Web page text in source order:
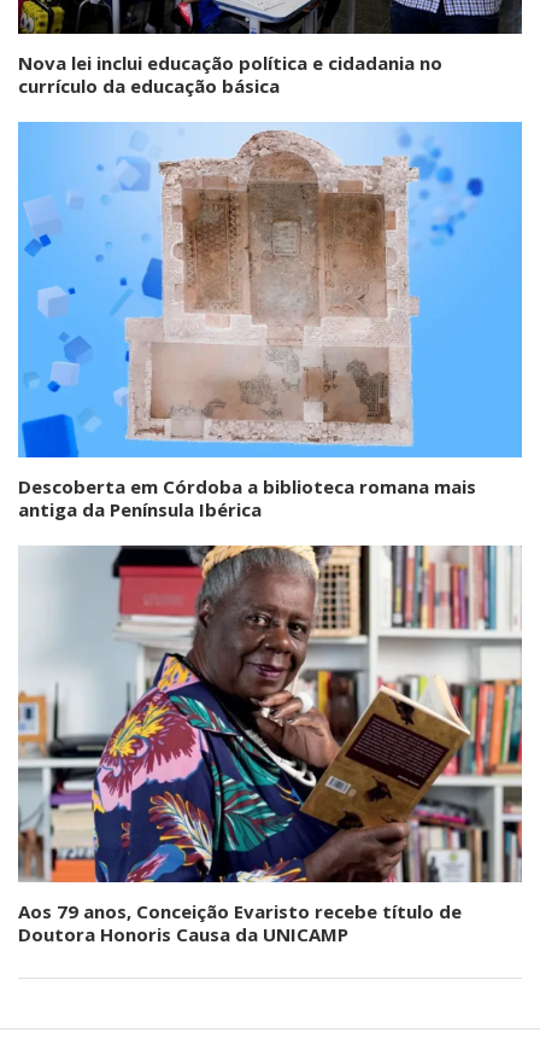
Nova lei inclui educação política e cidadania no
currículo da educação básica
Descoberta em Córdoba a biblioteca romana mais
antiga da Península Ibérica
Aos 79 anos, Conceição Evaristo recebe título de
Doutora Honoris Causa da UNICAMP